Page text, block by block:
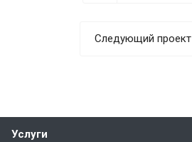
Следующий проект
Услуги